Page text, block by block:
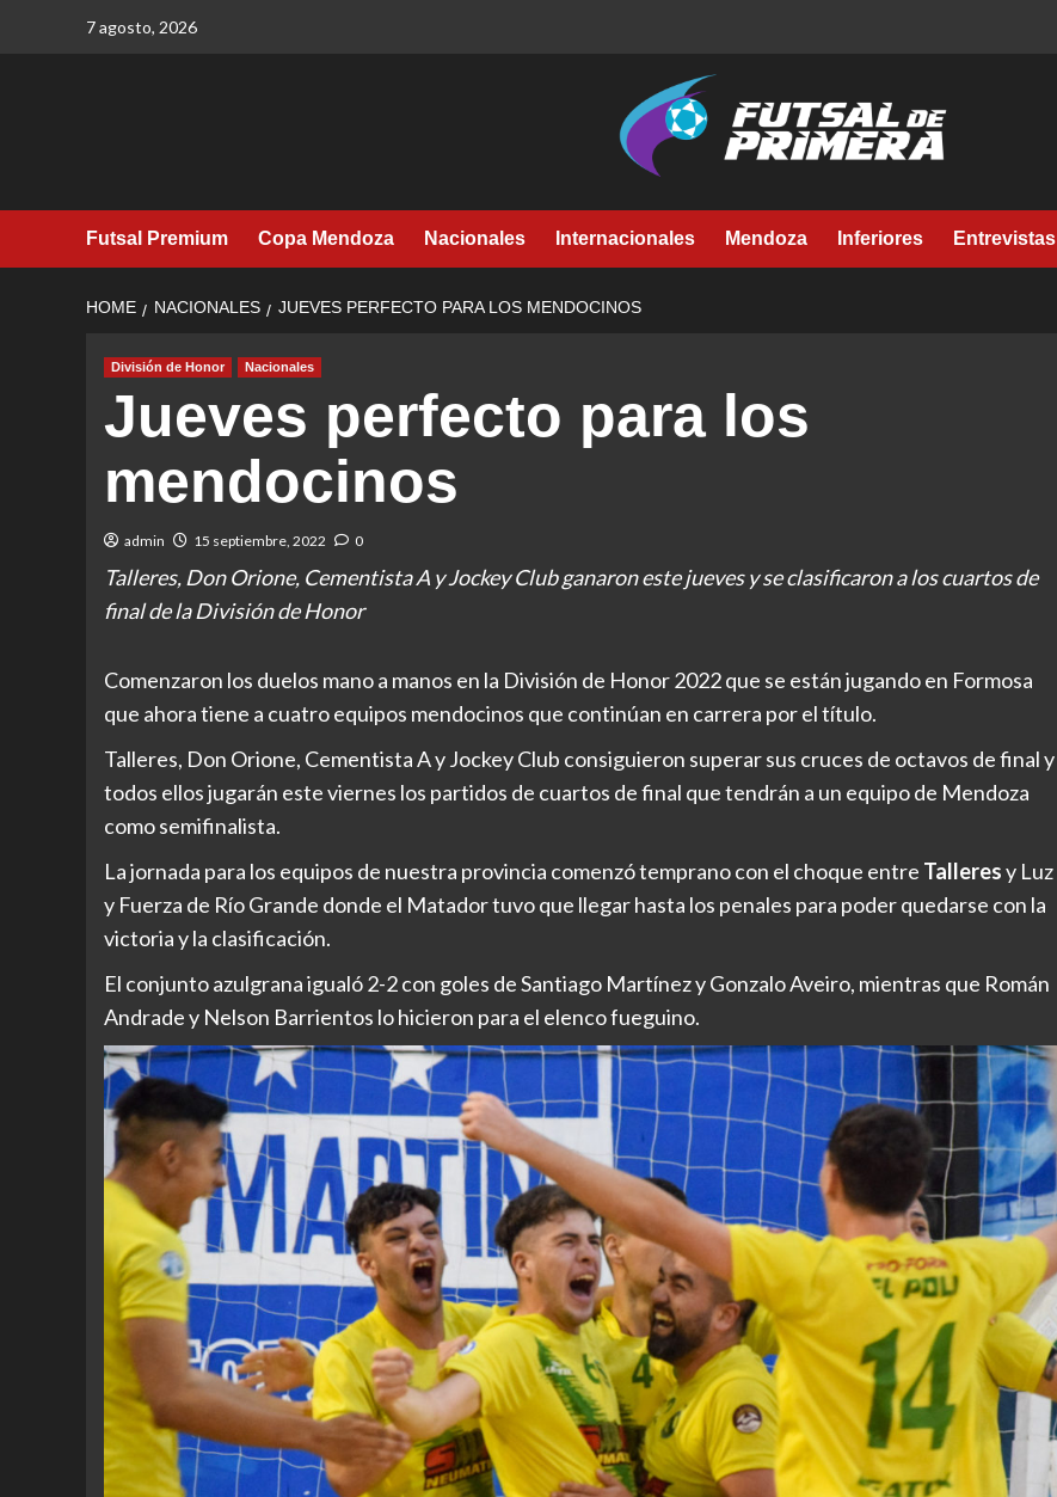
7 agosto, 2026
Futsal Premium Copa Mendoza Nacionales Internacionales Mendoza Inferiores Entrevistas
HOME NACIONALES JUEVES PERFECTO PARA LOS MENDOCINOS
División de Honor Nacionales
Jueves perfecto para los
mendocinos
admin 15 septiembre, 2022 0
Talleres, Don Orione, Cementista A y Jockey Club ganaron este jueves y se clasificaron a los cuartos de
final de la División de Honor
Comenzaron los duelos mano a manos en la División de Honor 2022 que se están jugando en Formosa
que ahora tiene a cuatro equipos mendocinos que continúan en carrera por el título.
Talleres, Don Orione, Cementista A y Jockey Club consiguieron superar sus cruces de octavos de final y
todos ellos jugarán este viernes los partidos de cuartos de final que tendrán a un equipo de Mendoza
como semifinalista.
La jornada para los equipos de nuestra provincia comenzó temprano con el choque entre Talleresy Luz
y Fuerza de Río Grande donde el Matador tuvo que llegar hasta los penales para poder quedarse con la
victoria y la clasificación.
El conjunto azulgrana igualó 2-2 con goles de Santiago Martínez y Gonzalo Aveiro, mientras que Román
Andrade y Nelson Barrientos lo hicieron para el elenco fueguino.